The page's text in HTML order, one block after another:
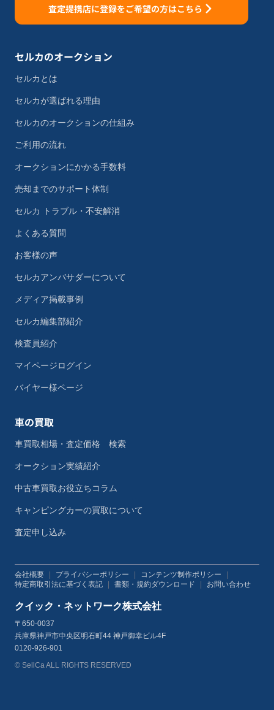
査定提携店に登録をご希望の方はこちら
セルカのオークション
セルカとは
セルカが選ばれる理由
セルカのオークションの仕組み
ご利用の流れ
オークションにかかる手数料
売却までのサポート体制
セルカ トラブル・不安解消
よくある質問
お客様の声
セルカアンバサダーについて
メディア掲載事例
セルカ編集部紹介
検査員紹介
マイページログイン
バイヤー様ページ
車の買取
車買取相場・査定価格 検索
オークション実績紹介
中古車買取お役立ちコラム
キャンピングカーの買取について
査定申し込み
会社概要 プライバシーポリシー コンテンツ制作ポリシー
特定商取引法に基づく表記
書類・規約ダウンロード お問い合わせ
クイック・ネットワーク株式会社
〒650-0037
兵庫県神戸市中央区明石町44 神戸御幸ビル4F
0120-926-901
© SellCa ALL RIGHTS RESERVED